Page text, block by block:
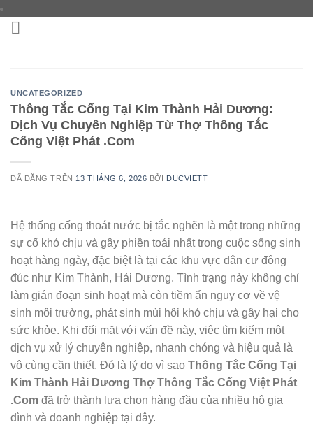
đến
UNCATEGORIZED
Thông Tắc Cống Tại Kim Thành Hải Dương:
Dịch Vụ Chuyên Nghiệp Từ Thợ Thông Tắc
Cống Việt Phát .Com
ĐÃ ĐĂNG TRÊN 13 THÁNG 6, 2026 BỞI DUCVIETT
Hệ thống cống thoát nước bị tắc nghẽn là một trong những
sự cố khó chịu và gây phiền toái nhất trong cuộc sống sinh
hoạt hàng ngày, đặc biệt là tại các khu vực dân cư đông
đúc như Kim Thành, Hải Dương. Tình trạng này không chỉ
làm gián đoạn sinh hoạt mà còn tiềm ẩn nguy cơ về vệ
sinh môi trường, phát sinh mùi hôi khó chịu và gây hại cho
sức khỏe. Khi đối mặt với vấn đề này, việc tìm kiếm một
dịch vụ xử lý chuyên nghiệp, nhanh chóng và hiệu quả là
vô cùng cần thiết. Đó là lý do vì sao Thông Tắc Cống Tại
Kim Thành Hải Dương Thợ Thông Tắc Cống Việt Phát
.Com đã trở thành lựa chọn hàng đầu của nhiều hộ gia
đình và doanh nghiệp tại đây.